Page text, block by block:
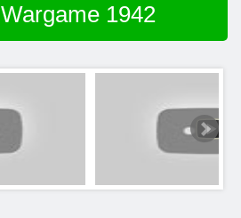
שחק ב Wargame 1942